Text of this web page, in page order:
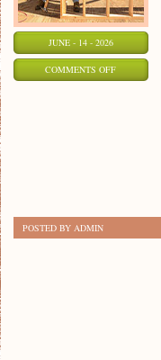
JUNE - 14 - 2026
COMMENTS OFFON
POSTED BY ADMIN